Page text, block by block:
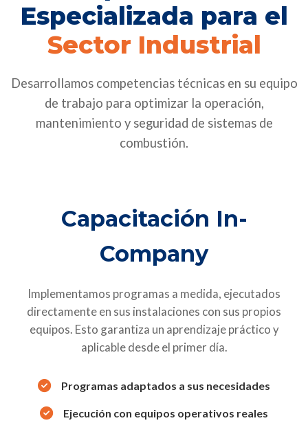
Especializada para el
Sector Industrial
Desarrollamos competencias técnicas en su equipo
de trabajo para optimizar la operación,
mantenimiento y seguridad de sistemas de
combustión.
Capacitación In-
Company
Implementamos programas a medida, ejecutados
directamente en sus instalaciones con sus propios
equipos. Esto garantiza un aprendizaje práctico y
aplicable desde el primer día.
Programas adaptados a sus necesidades
Ejecución con equipos operativos reales